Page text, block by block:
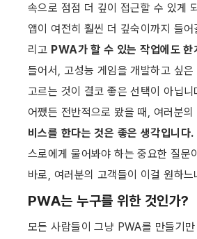
속으로 점점 더 깊이 접근할 수 있게
앱이 여전히 훨씬 더 깊숙이까지 들
리고 PWA가 할 수 있는 작업에도 한
들어서, 고성능 게임을 개발하고 싶
고르는 것이 결코 좋은 선택이 아닙니
어쨌든 전반적으로 봤을 때, 여러분의
비스를 한다는 것은 좋은 생각입니다.
스로에게 물어봐야 하는 중요한 질문
바로, 여러분의 고객들이 이걸 원하
PWA는 누구를 위한 것인가?
모든 사람들이 그냥 PWA를 만들기